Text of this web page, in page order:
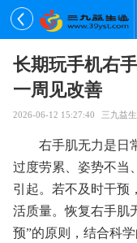
长期玩手机右
一周见改善
2026-06-12 15:27:40 三九益
右手肌无力是日
过度劳累、姿势不当
引起。若不及时干预
活质量。恢复右手肌
预”的原则，结合科